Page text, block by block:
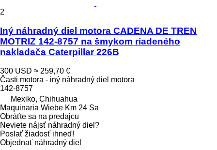
2
Iný náhradný diel motora CADENA DE TREN
MOTRIZ 142-8757 na šmykom riadeného
nakladača Caterpillar 226B
300 USD ≈ 259,70 €
Časti motora - iný náhradný diel motora
142-8757
Mexiko, Chihuahua
Maquinaria Wiebe Km 24 Sa
Obráťte sa na predajcu
Neviete nájsť náhradný diel?
Poslať žiadosť ihneď!
Objednať náhradný diel